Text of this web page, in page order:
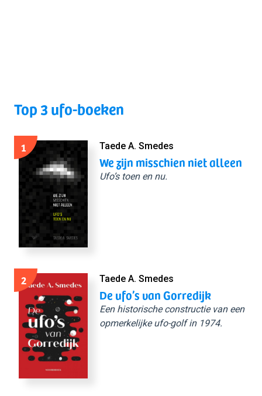
Top 3 ufo-boeken
1 Taede A. Smedes
We zijn misschien niet alleen
Ufo’s toen en nu.
2 Taede A. Smedes
De ufo’s van Gorredijk
Een historische constructie van een
opmerkelijke ufo-golf in 1974.